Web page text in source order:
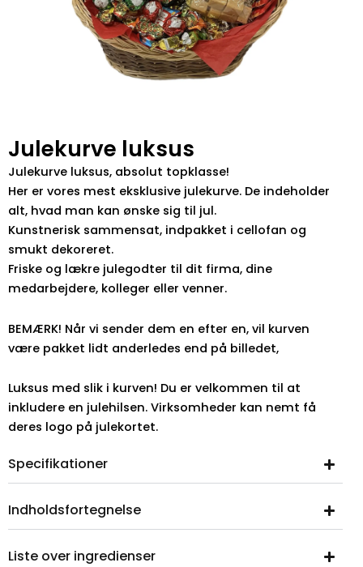
Julekurve luksus
Julekurve luksus, absolut topklasse!
Her er vores mest eksklusive julekurve. De indeholder
alt, hvad man kan ønske sig til jul.
Kunstnerisk sammensat, indpakket i cellofan og
smukt dekoreret.
Friske og lækre julegodter til dit firma, dine
medarbejdere, kolleger eller venner.
BEMÆRK! Når vi sender dem en efter en, vil kurven
være pakket lidt anderledes end på billedet,
Luksus med slik i kurven! Du er velkommen til at
inkludere en julehilsen. Virksomheder kan nemt få
deres logo på julekortet.
Specifikationer
Indholdsfortegnelse
Liste over ingredienser